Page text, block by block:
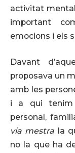
activitat
important
emocions i els
Davant
proposava un
amb les
i a qui tenim
personal,
via mestra la
no la que ha